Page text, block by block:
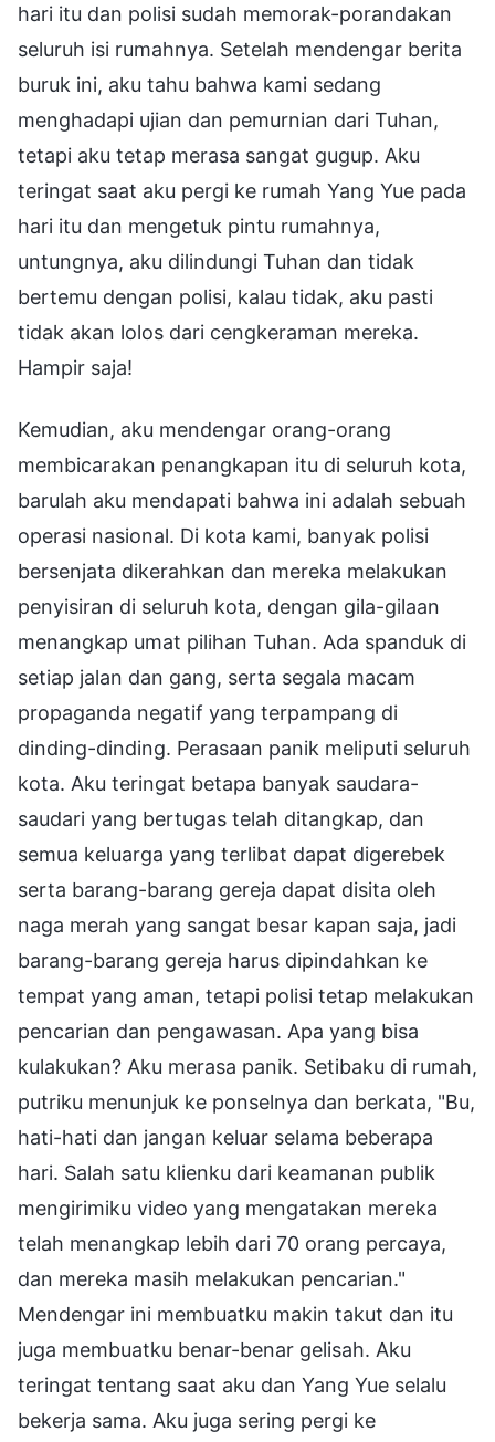
hari itu dan polisi sudah memorak-porandakan
seluruh isi rumahnya. Setelah mendengar berita
buruk ini, aku tahu bahwa kami sedang
menghadapi ujian dan pemurnian dari Tuhan,
tetapi aku tetap merasa sangat gugup. Aku
teringat saat aku pergi ke rumah Yang Yue pada
hari itu dan mengetuk pintu rumahnya,
untungnya, aku dilindungi Tuhan dan tidak
bertemu dengan polisi, kalau tidak, aku pasti
tidak akan lolos dari cengkeraman mereka.
Hampir saja!
Kemudian, aku mendengar orang-orang
membicarakan penangkapan itu di seluruh kota,
barulah aku mendapati bahwa ini adalah sebuah
operasi nasional. Di kota kami, banyak polisi
bersenjata dikerahkan dan mereka melakukan
penyisiran di seluruh kota, dengan gila-gilaan
menangkap umat pilihan Tuhan. Ada spanduk di
setiap jalan dan gang, serta segala macam
propaganda negatif yang terpampang di
dinding-dinding. Perasaan panik meliputi seluruh
kota. Aku teringat betapa banyak saudara-
saudari yang bertugas telah ditangkap, dan
semua keluarga yang terlibat dapat digerebek
serta barang-barang gereja dapat disita oleh
naga merah yang sangat besar kapan saja, jadi
barang-barang gereja harus dipindahkan ke
tempat yang aman, tetapi polisi tetap melakukan
pencarian dan pengawasan. Apa yang bisa
kulakukan? Aku merasa panik. Setibaku di rumah,
putriku menunjuk ke ponselnya dan berkata, "Bu,
hati-hati dan jangan keluar selama beberapa
hari. Salah satu klienku dari keamanan publik
mengirimiku video yang mengatakan mereka
telah menangkap lebih dari 70 orang percaya,
dan mereka masih melakukan pencarian."
Mendengar ini membuatku makin takut dan itu
juga membuatku benar-benar gelisah. Aku
teringat tentang saat aku dan Yang Yue selalu
bekerja sama. Aku juga sering pergi ke